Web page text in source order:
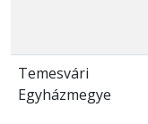
Temesvári
Egyházmegye